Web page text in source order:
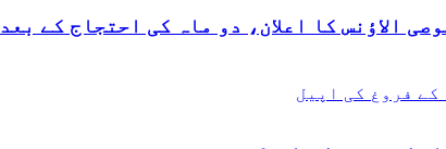
الاؤنس کا اعلان، دو ماہ کی احتجاج کے بعد